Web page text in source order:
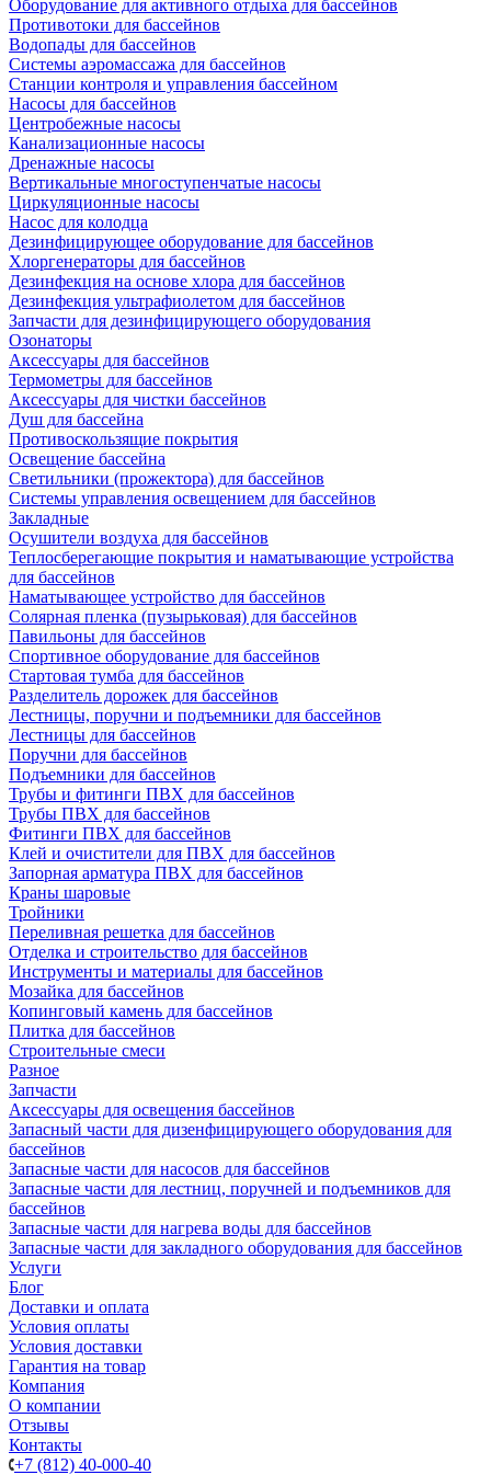
Оборудование для активного отдыха для бассейнов
Противотоки для бассейнов
Водопады для бассейнов
Системы аэромассажа для бассейнов
Станции контроля и управления бассейном
Насосы для бассейнов
Центробежные насосы
Канализационные насосы
Дренажные насосы
Вертикальные многоступенчатые насосы
Циркуляционные насосы
Насос для колодца
Дезинфицирующее оборудование для бассейнов
Хлоргенераторы для бассейнов
Дезинфекция на основе хлора для бассейнов
Дезинфекция ультрафиолетом для бассейнов
Запчасти для дезинфицирующего оборудования
Озонаторы
Аксессуары для бассейнов
Термометры для бассейнов
Аксессуары для чистки бассейнов
Душ для бассейна
Противоскользящие покрытия
Освещение бассейна
Светильники (прожектора) для бассейнов
Системы управления освещением для бассейнов
Закладные
Осушители воздуха для бассейнов
Теплосберегающие покрытия и наматывающие устройства
для бассейнов
Наматывающее устройство для бассейнов
Солярная пленка (пузырьковая) для бассейнов
Павильоны для бассейнов
Спортивное оборудование для бассейнов
Стартовая тумба для бассейнов
Разделитель дорожек для бассейнов
Лестницы, поручни и подъемники для бассейнов
Лестницы для бассейнов
Поручни для бассейнов
Подъемники для бассейнов
Трубы и фитинги ПВХ для бассейнов
Трубы ПВХ для бассейнов
Фитинги ПВХ для бассейнов
Клей и очистители для ПВХ для бассейнов
Запорная арматура ПВХ для бассейнов
Краны шаровые
Тройники
Переливная решетка для бассейнов
Отделка и строительство для бассейнов
Инструменты и материалы для бассейнов
Мозайка для бассейнов
Копинговый камень для бассейнов
Плитка для бассейнов
Строительные смеси
Разное
Запчасти
Аксессуары для освещения бассейнов
Запасный части для дизенфицирующего оборудования для
бассейнов
Запасные части для насосов для бассейнов
Запасные части для лестниц, поручней и подъемников для
бассейнов
Запасные части для нагрева воды для бассейнов
Запасные части для закладного оборудования для бассейнов
Услуги
Блог
Доставки и оплата
Условия оплаты
Условия доставки
Гарантия на товар
Компания
О компании
Отзывы
Контакты
+7 (812) 40-000-40